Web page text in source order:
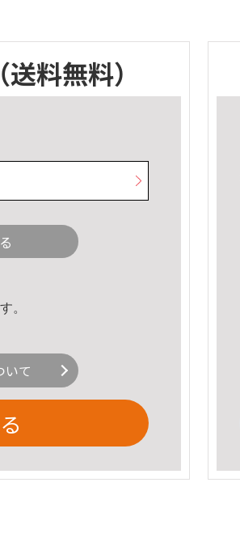
（送料無料）
。
いて